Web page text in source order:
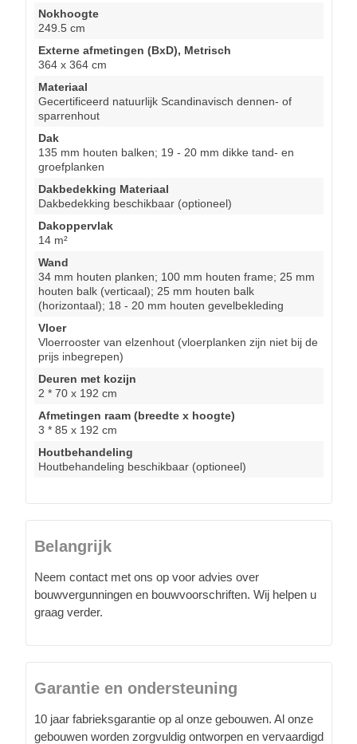
Nokhoogte
249.5 cm
Externe afmetingen (BxD), Metrisch
364 x 364 cm
Materiaal
Gecertificeerd natuurlijk Scandinavisch dennen- of
sparrenhout
Dak
135 mm houten balken; 19 - 20 mm dikke tand- en
groefplanken
Dakbedekking Materiaal
Dakbedekking beschikbaar (optioneel)
Dakoppervlak
14 m²
Wand
34 mm houten planken; 100 mm houten frame; 25 mm
houten balk (verticaal); 25 mm houten balk
(horizontaal); 18 - 20 mm houten gevelbekleding
Vloer
Vloerrooster van elzenhout (vloerplanken zijn niet bij de
prijs inbegrepen)
Deuren met kozijn
2 * 70 x 192 cm
Afmetingen raam (breedte x hoogte)
3 * 85 x 192 cm
Houtbehandeling
Houtbehandeling beschikbaar (optioneel)
Belangrijk
Neem contact met ons op voor advies over
bouwvergunningen en bouwvoorschriften. Wij helpen u
graag verder.
Garantie en ondersteuning
10 jaar fabrieksgarantie op al onze gebouwen. Al onze
gebouwen worden zorgvuldig ontworpen en vervaardigd